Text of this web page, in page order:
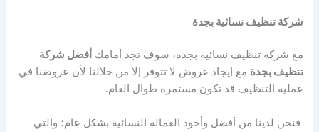
شركة تنظيف نسائية بجدة
مع شركة تنظيف نسائية بجدة، سوف تجد أمامك أفضل شركة
تنظيف بجدة مع إيجاد عروض لا تتوفر إلا من خلالنا لأن عروضنا في
عملية التنظيف قد تكون مستمرة طوال العام.
فنحن لدينا من أفضل وأجود العمالة النسائية بشكل عام؛ والتي